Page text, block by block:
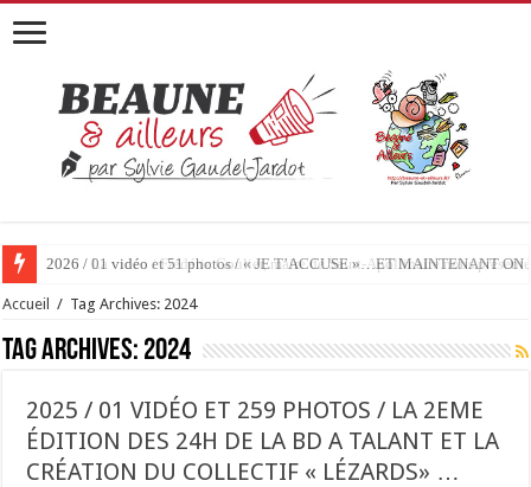
2026 / 01 vidéo et 51 photos / « JE T’ACCUSE »…ET MAINTENANT
Accueil / Tag Archives: 2024
Tag Archives: 2024
2025 / 01 VIDÉO ET 259 PHOTOS / LA 2EME
ÉDITION DES 24H DE LA BD A TALANT ET LA
CRÉATION DU COLLECTIF « LÉZARDS» …